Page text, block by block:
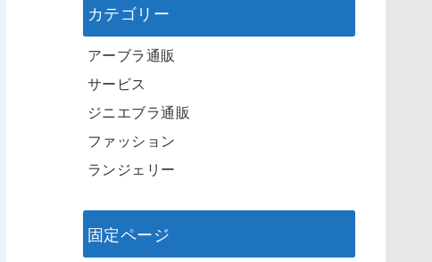
カテゴリー
アーブラ通販
サービス
ジニエブラ通販
ファッション
ランジェリー
固定ページ